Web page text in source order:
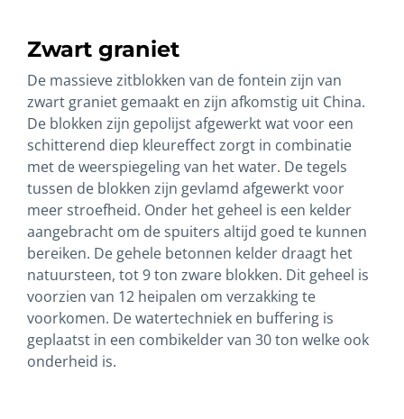
Zwart graniet
De massieve zitblokken van de fontein zijn van
zwart graniet gemaakt en zijn afkomstig uit China.
De blokken zijn gepolijst afgewerkt wat voor een
schitterend diep kleureffect zorgt in combinatie
met de weerspiegeling van het water. De tegels
tussen de blokken zijn gevlamd afgewerkt voor
meer stroefheid. Onder het geheel is een kelder
aangebracht om de spuiters altijd goed te kunnen
bereiken. De gehele betonnen kelder draagt het
natuursteen, tot 9 ton zware blokken. Dit geheel is
voorzien van 12 heipalen om verzakking te
voorkomen. De watertechniek en buffering is
geplaatst in een combikelder van 30 ton welke ook
onderheid is.